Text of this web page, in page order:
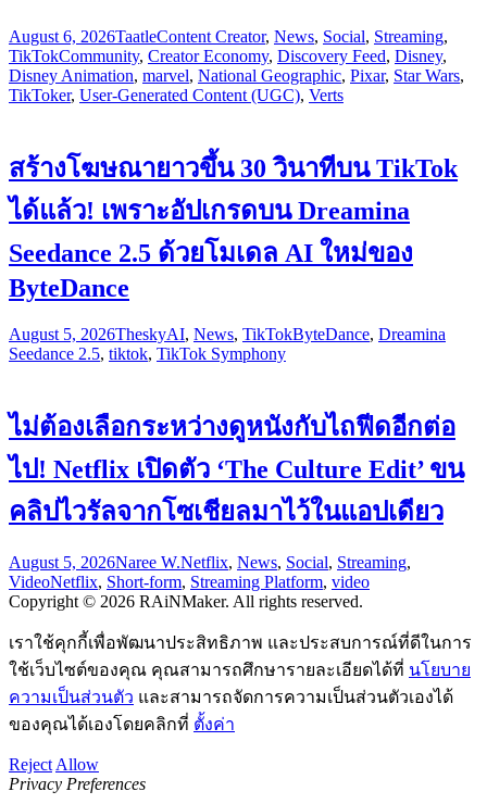
August 6, 2026TaatleContent Creator, News, Social, Streaming,
TikTokCommunity, Creator Economy, Discovery Feed, Disney,
Disney Animation, marvel, National Geographic, Pixar, Star Wars,
TikToker, User-Generated Content (UGC), Verts
สร้างโฆษณายาวขึ้น 30 วินาทีบน TikTok
ได้แล้ว! เพราะอัปเกรดบน Dreamina
Seedance 2.5 ด้วยโมเดล AI ใหม่ของ
ByteDance
August 5, 2026TheskyAI, News, TikTokByteDance, Dreamina
Seedance 2.5, tiktok, TikTok Symphony
ไม่ต้องเลือกระหว่างดูหนังกับไถฟีดอีกต่อ
ไป! Netflix เปิดตัว ‘The Culture Edit’ ขน
คลิปไวรัลจากโซเชียลมาไว้ในแอปเดียว
August 5, 2026Naree W.Netflix, News, Social, Streaming,
VideoNetflix, Short-form, Streaming Platform, video
Copyright © 2026 RAiNMaker. All rights reserved.
เราใช้คุกกี้เพื่อพัฒนาประสิทธิภาพ และประสบการณ์ที่ดีในการ
ใช้เว็บไซต์ของคุณ คุณสามารถศึกษารายละเอียดได้ที่ นโยบาย
ความเป็นส่วนตัว และสามารถจัดการความเป็นส่วนตัวเองได้
ของคุณได้เองโดยคลิกที่ ตั้งค่า
RejectAllow
Privacy Preferences